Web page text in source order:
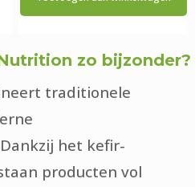
is:
zo bijzonder?
traditionele
het kefir-
producten vol